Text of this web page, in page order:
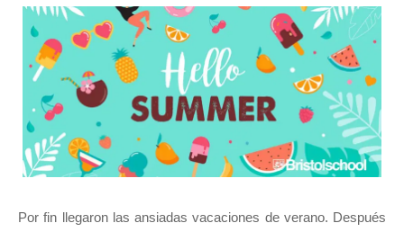
Por fin llegaron las ansiadas vacaciones de verano. Después